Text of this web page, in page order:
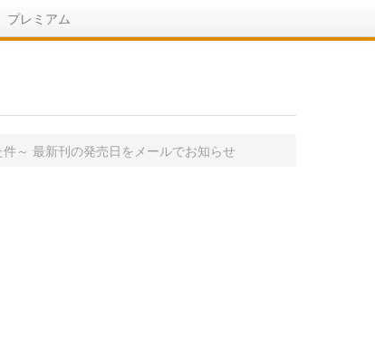
プレミアム
～ 最新刊の発売日をメールでお知らせ